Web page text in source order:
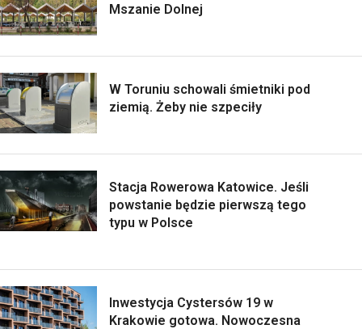
Mszanie Dolnej
W Toruniu schowali śmietniki pod
ziemią. Żeby nie szpeciły
Stacja Rowerowa Katowice. Jeśli
powstanie będzie pierwszą tego
typu w Polsce
Inwestycja Cystersów 19 w
Krakowie gotowa. Nowoczesna